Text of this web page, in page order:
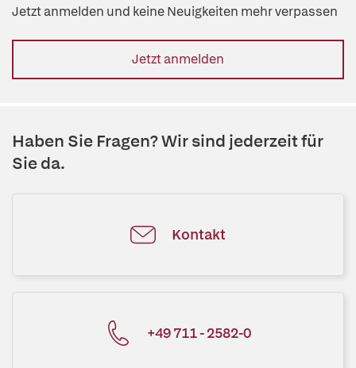
Jetzt anmelden und keine Neuigkeiten mehr verpassen
Jetzt anmelden
Haben Sie Fragen? Wir sind jederzeit für
Sie da.
Kontakt
+49 711 - 2582-0